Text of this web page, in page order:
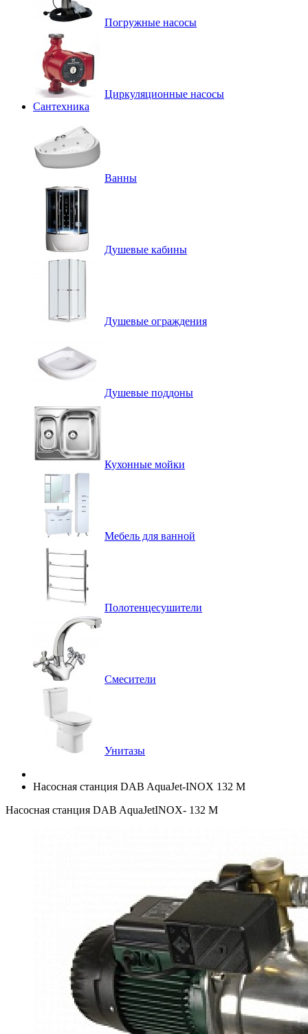
Погружные насосы
Циркуляционные насосы
Сантехника
Ванны
Душевые кабины
Душевые ограждения
Душевые поддоны
Кухонные мойки
Мебель для ванной
Полотенцесушители
Смесители
Унитазы
Насосная станция DAB AquaJet-INOX 132 M
Насосная станция DAB AquaJetINOX- 132 M